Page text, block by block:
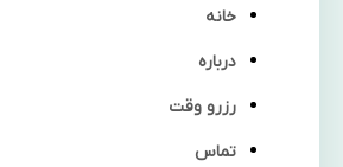
خانه
درباره
رزرو وقت
تماس